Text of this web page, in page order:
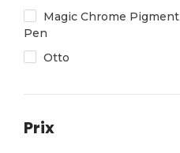
Magic Chrome Pigment
Pen
Otto
Prix